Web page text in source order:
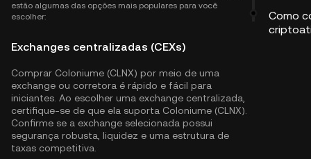
estão algumas das opções mais populares para você
escolher:
Exchanges centralizadas (CEXs)
Comprar Coloniume (CLNX) por meio de uma
exchange ou corretora é rápido e fácil para
iniciantes. Ao escolher uma exchange centralizada,
certifique-se de que ela suporta Coloniume (CLNX).
Confirme se a exchange selecionada possui
segurança robusta, liquidez e uma estrutura de
taxas competitiva.
Como